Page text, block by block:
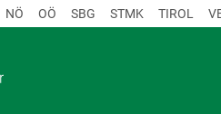
NÖ OÖ SBG STMK TIROL